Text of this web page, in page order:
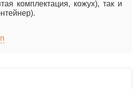
комплектация, кожух), так и